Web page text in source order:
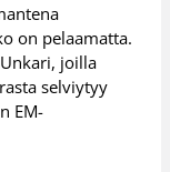
on pelaamatta.
joilla
selviytyy
EM-